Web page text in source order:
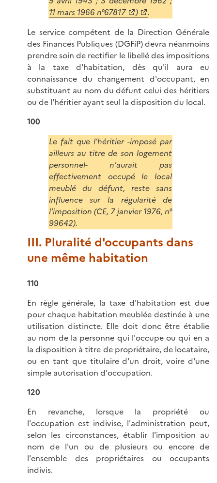
11 mars 1966 n°67817
)
.
Le service compétent de la Direction Générale
des Finances Publiques (DGFiP) devra néanmoins
prendre soin de rectifier le libellé des impositions
à la taxe d'habitation, dès qu'il aura eu
connaissance du changement d'occupant, en
substituant au nom du défunt celui des héritiers
ou de l'héritier ayant seul la disposition du local.
100
Le fait que l'héritier -imposé par
ailleurs au titre de son logement
personnel- n'aurait pas
effectivement occupé le local
meublé du défunt, reste sans
influence sur la régularité de
l'imposition (CE, 7 janvier 1976, n°
99642).
III. Pluralité d'occupants dans
une même habitation
110
En règle générale, la taxe d'habitation est due
pour chaque habitation meublée destinée à une
utilisation distincte. Elle doit donc être établie
au nom de la personne qui l'occupe ou qui en a
la disposition à titre de propriétaire, de locataire,
ou en tant que titulaire d'un droit, voire d'une
simple autorisation d'occupation.
120
En revanche, lorsque la propriété ou
l'occupation est indivise, l'administration peut,
selon les circonstances, établir l'imposition au
nom de l'un ou de plusieurs ou encore de
l'ensemble des propriétaires ou occupants
indivis.